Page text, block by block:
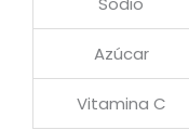
Azúcar
Vitamina C